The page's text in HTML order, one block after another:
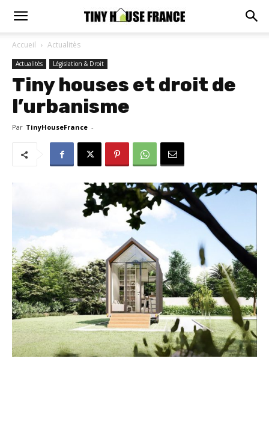
Accueil Actualitès
Actualitès Législation & Droit
Tiny houses et droit de
l’urbanisme
Par TinyHouseFrance -